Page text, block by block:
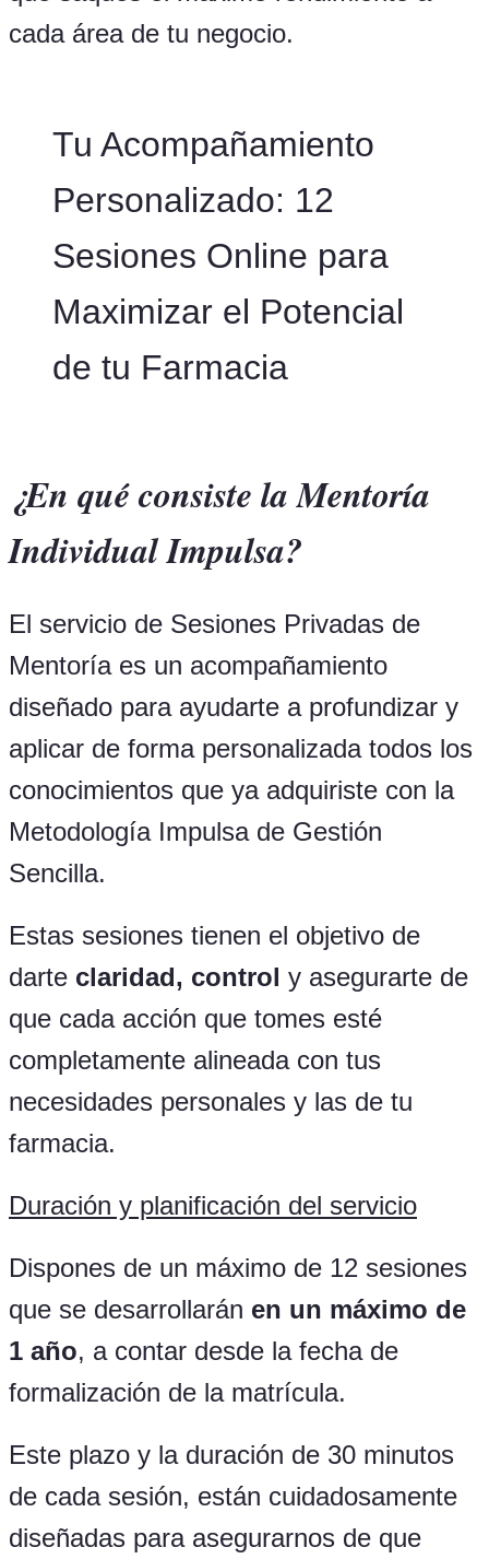
cada área de tu negocio.
Tu Acompañamiento
Personalizado: 12
Sesiones Online para
Maximizar el Potencial
de tu Farmacia
¿En qué consiste la Mentoría
Individual Impulsa?
El servicio de Sesiones Privadas de
Mentoría es un acompañamiento
diseñado para ayudarte a profundizar y
aplicar de forma personalizada todos los
conocimientos que ya adquiriste con la
Metodología Impulsa de Gestión
Sencilla.
Estas sesiones tienen el objetivo de
darte claridad, control y asegurarte de
que cada acción que tomes esté
completamente alineada con tus
necesidades personales y las de tu
farmacia.
Duración y planificación del servicio
Dispones de un máximo de 12 sesiones
que se desarrollarán en un máximo de
1 año, a contar desde la fecha de
formalización de la matrícula.
Este plazo y la duración de 30 minutos
de cada sesión, están cuidadosamente
diseñadas para asegurarnos de que